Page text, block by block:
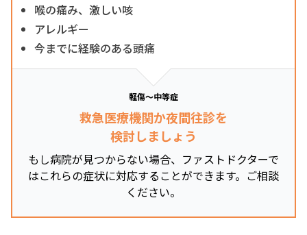
喉の痛み、激しい咳
アレルギー
今までに経験のある頭痛
軽傷～中等症
救急医療機関か夜間往診を
検討しましょう
もし病院が見つからない場合、ファストドクターで
はこれらの症状に対応することができます。ご相談
ください。